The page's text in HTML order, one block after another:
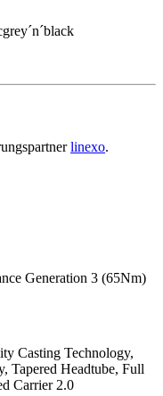
linexo.
Generation 3 (65Nm)
Casting Technology,
Tapered Headtube, Full
Carrier 2.0